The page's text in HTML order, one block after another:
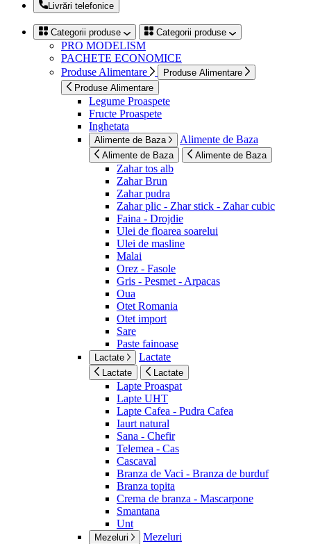
Livrări telefonice
Categorii produse Categorii produse
PRO MODELISM
PACHETE ECONOMICE
Produse Alimentare
Produse Alimentare
Produse Alimentare
Legume Proaspete
Fructe Proaspete
Inghetata
Alimente de Baza Alimente de Baza
Alimente de Baza Alimente de Baza
Zahar tos alb
Zahar Brun
Zahar pudra
Zahar plic - Zhar stick - Zahar cubic
Faina - Drojdie
Ulei de floarea soarelui
Ulei de masline
Malai
Orez - Fasole
Gris - Pesmet - Arpacas
Oua
Otet Romania
Otet import
Sare
Paste fainoase
Lactate Lactate
Lactate Lactate
Lapte Proaspat
Lapte UHT
Lapte Cafea - Pudra Cafea
Iaurt natural
Sana - Chefir
Telemea - Cas
Cascaval
Branza de Vaci - Branza de burduf
Branza topita
Crema de branza - Mascarpone
Smantana
Unt
Mezeluri Mezeluri